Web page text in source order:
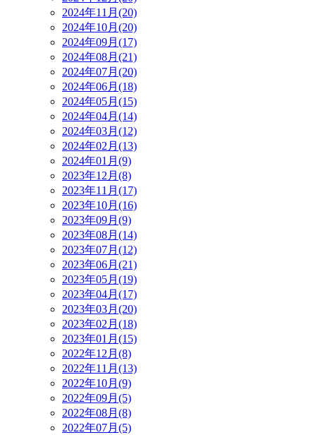
2024年11月(20)
2024年10月(20)
2024年09月(17)
2024年08月(21)
2024年07月(20)
2024年06月(18)
2024年05月(15)
2024年04月(14)
2024年03月(12)
2024年02月(13)
2024年01月(9)
2023年12月(8)
2023年11月(17)
2023年10月(16)
2023年09月(9)
2023年08月(14)
2023年07月(12)
2023年06月(21)
2023年05月(19)
2023年04月(17)
2023年03月(20)
2023年02月(18)
2023年01月(15)
2022年12月(8)
2022年11月(13)
2022年10月(9)
2022年09月(5)
2022年08月(8)
2022年07月(5)